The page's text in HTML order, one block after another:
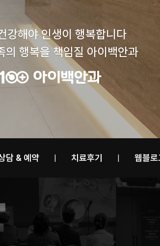
강해야 인생이 행복합니다
의 행복을 책임질 아이백안과
담 & 예약 치료후기 웹블로